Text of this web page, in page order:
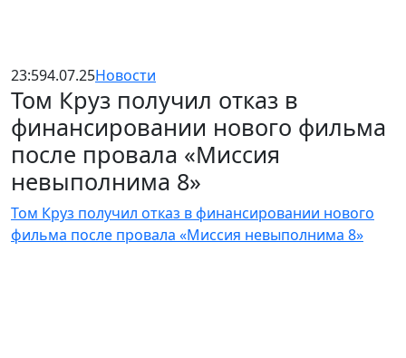
23:594.07.25Новости
Том Круз получил отказ в
финансировании нового фильма
после провала «Миссия
невыполнима 8»
Том Круз получил отказ в финансировании нового
фильма после провала «Миссия невыполнима 8»